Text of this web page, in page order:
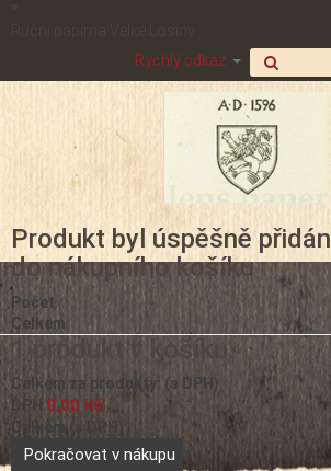
Rychlý odkaz
Produkt byl úspěšně přidán
do nákupního košíku
Počet
Celkem
1 produkt v košíku.
Celkem za produkty: (s DPH)
DPH 0,00 Kč
Celkem (s DPH)
Pokračovat v nákupu